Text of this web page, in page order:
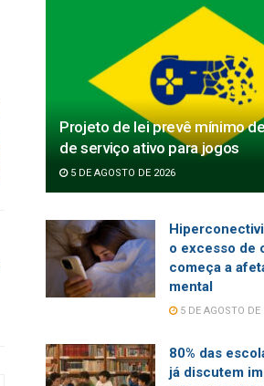
Projeto de lei prevê mínimo
de serviço ativo para jogos
5 DE AGOSTO DE 2026
o excesso de
começa a
mental
5 DE AGOSTO DE
80% das
já discutem